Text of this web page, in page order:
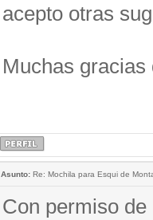
acepto otras
Muchas
Asunto:Re: Mochila para Esqui de
Con permiso